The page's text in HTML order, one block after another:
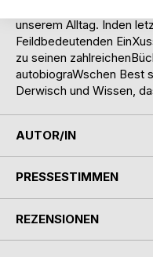
unserem Alltag. Inden
Feildbedeutenden
zu seinen
autobiograWschen Best
Derwisch und Wissen,
AUTOR/IN
PRESSESTIMMEN
REZENSIONEN